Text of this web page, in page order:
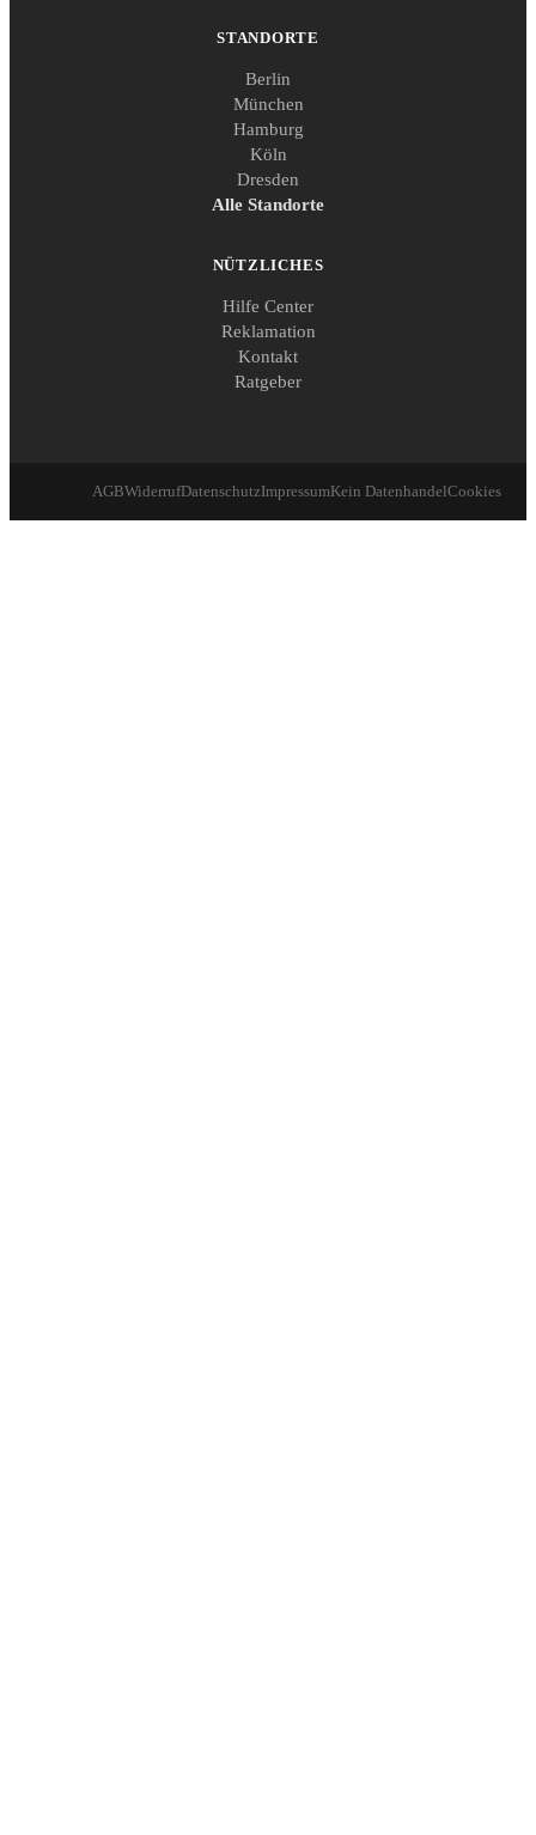
STANDORTE
Berlin
München
Hamburg
Köln
Dresden
Alle Standorte
NÜTZLICHES
Hilfe Center
Reklamation
Kontakt
Ratgeber
AGBWiderrufDatenschutzImpressumKein DatenhandelCookies